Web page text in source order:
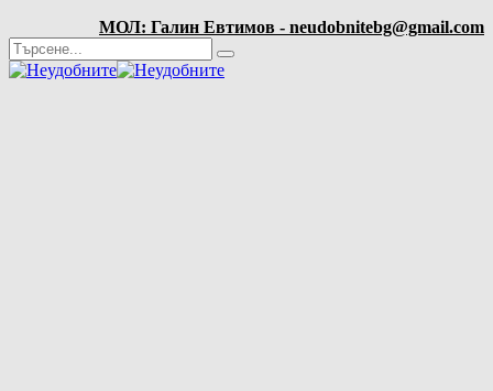
МОЛ: Галин Евтимов - neudobnitebg@gmail.com